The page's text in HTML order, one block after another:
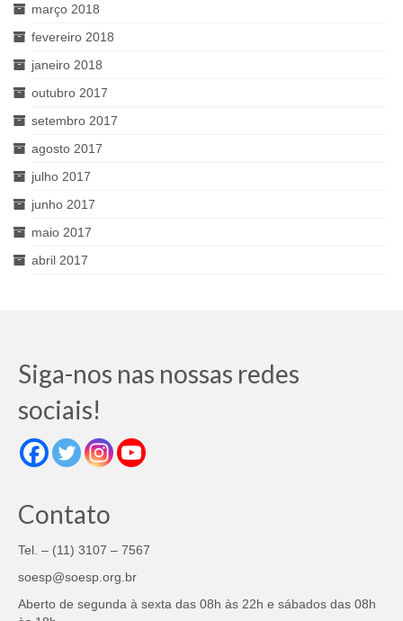
março 2018
fevereiro 2018
janeiro 2018
outubro 2017
setembro 2017
agosto 2017
julho 2017
junho 2017
maio 2017
abril 2017
Siga-nos nas nossas redes
sociais!
Contato
Tel. – (11) 3107 – 7567
soesp@soesp.org.br
Aberto de segunda à sexta das 08h às 22h e sábados das 08h